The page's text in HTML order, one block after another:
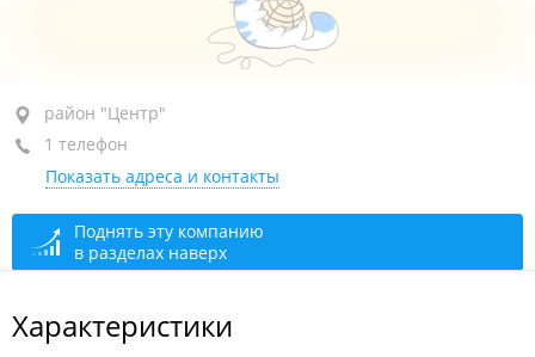
район "Центр", ул. Светланская, 63
+7 (423) 226-90-35
сегодня закрыто
район "Центр"
1 телефон
Показать адреса и контакты
Поднять эту компанию
в разделах наверх
Характеристики